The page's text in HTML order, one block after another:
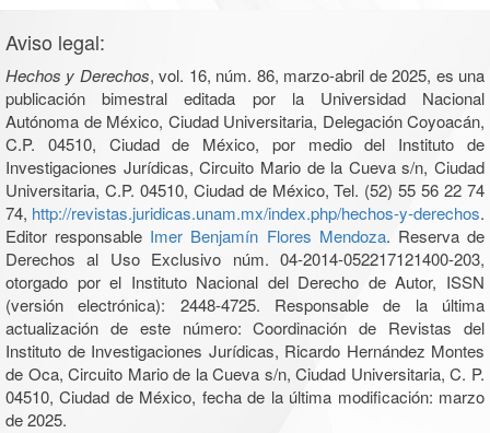
Aviso legal:
Hechos y Derechos, vol. 16, núm. 86, marzo-abril de 2025, es una
publicación bimestral editada por la Universidad Nacional
Autónoma de México, Ciudad Universitaria, Delegación Coyoacán,
C.P. 04510, Ciudad de México, por medio del Instituto de
Investigaciones Jurídicas, Circuito Mario de la Cueva s/n, Ciudad
Universitaria, C.P. 04510, Ciudad de México, Tel. (52) 55 56 22 74
74, http://revistas.juridicas.unam.mx/index.php/hechos-y-derechos.
Editor responsable Imer Benjamín Flores Mendoza. Reserva de
Derechos al Uso Exclusivo núm. 04-2014-052217121400-203,
otorgado por el Instituto Nacional del Derecho de Autor, ISSN
(versión electrónica): 2448-4725. Responsable de la última
actualización de este número: Coordinación de Revistas del
Instituto de Investigaciones Jurídicas, Ricardo Hernández Montes
de Oca, Circuito Mario de la Cueva s/n, Ciudad Universitaria, C. P.
04510, Ciudad de México, fecha de la última modificación: marzo
de 2025.